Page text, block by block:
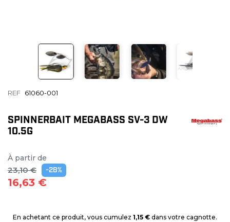
REF 61060-001
SPINNERBAIT MEGABASS SV-3 DW
10.5G
À partir de
23,10 € -28%
16,63 €
En achetant ce produit, vous cumulez 1,15 € dans votre cagnotte.